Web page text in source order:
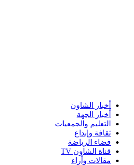
أخبار الشاون
أخبار الجهة
التعليم والجمعيات
ثقافة وإبداع
فضاء الرياضة
قناة الشاون TV
مقالات وأراء